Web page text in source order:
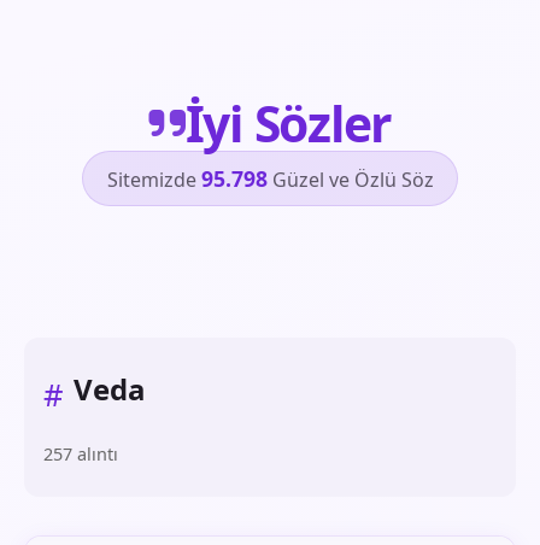
İyi Sözler
Sitemizde95.798Güzel ve Özlü Söz
# Veda
257 alıntı